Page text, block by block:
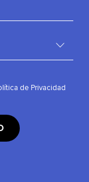
de Privacidad